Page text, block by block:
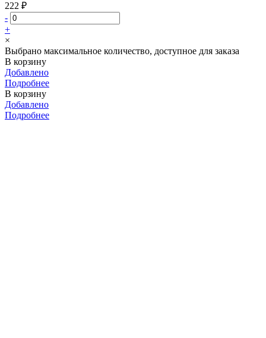
222 ₽
-
+
×
Выбрано максимальное количество, доступное для заказа
В корзину
Добавлено
Подробнее
В корзину
Добавлено
Подробнее